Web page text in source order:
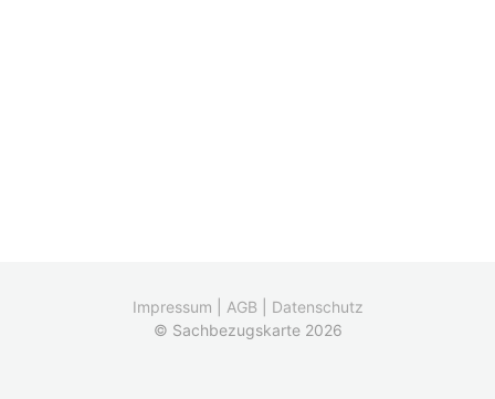
Impressum AGB
Datenschutz
© Sachbezugskarte 2026